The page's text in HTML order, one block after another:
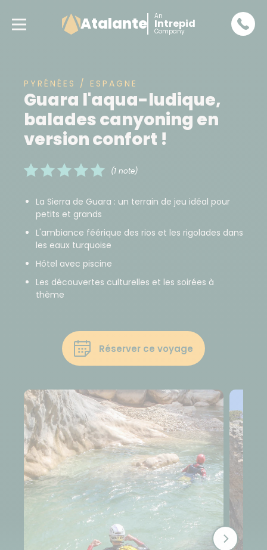
Atalante An
Intrepid
Company
PYRÉNÉES / ESPAGNE
Guara l'aqua-ludique,
balades canyoning en
version confort !
(1 note)
La Sierra de Guara : un terrain de jeu idéal pour
petits et grands
L'ambiance féérique des rios et les rigolades dans
les eaux turquoise
Hôtel avec piscine
Les découvertes culturelles et les soirées à
thème
Réserver ce voyage